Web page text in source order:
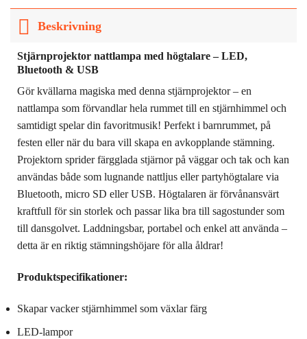
Beskrivning
Stjärnprojektor nattlampa med högtalare – LED,
Bluetooth & USB
Gör kvällarna magiska med denna stjärnprojektor – en
nattlampa som förvandlar hela rummet till en stjärnhimmel och
samtidigt spelar din favoritmusik! Perfekt i barnrummet, på
festen eller när du bara vill skapa en avkopplande stämning.
Projektorn sprider färgglada stjärnor på väggar och tak och kan
användas både som lugnande nattljus eller partyhögtalare via
Bluetooth, micro SD eller USB. Högtalaren är förvånansvärt
kraftfull för sin storlek och passar lika bra till sagostunder som
till dansgolvet. Laddningsbar, portabel och enkel att använda –
detta är en riktig stämningshöjare för alla åldrar!
Produktspecifikationer:
Skapar vacker stjärnhimmel som växlar färg
LED-lampor